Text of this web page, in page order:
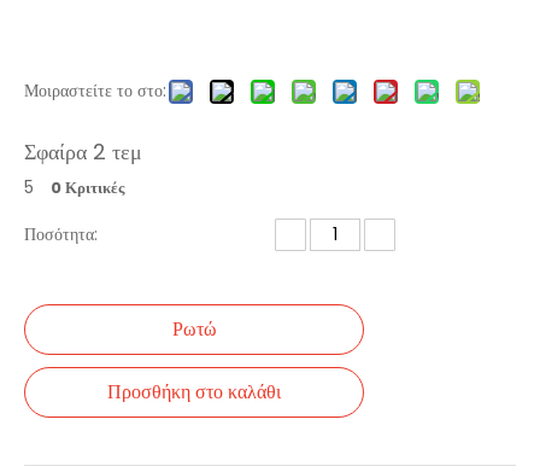
Μοιραστείτε το στο:
Σφαίρα 2 τεμ
5 0 Κριτικές
Ποσότητα:
Ρωτώ
Προσθήκη στο καλάθι